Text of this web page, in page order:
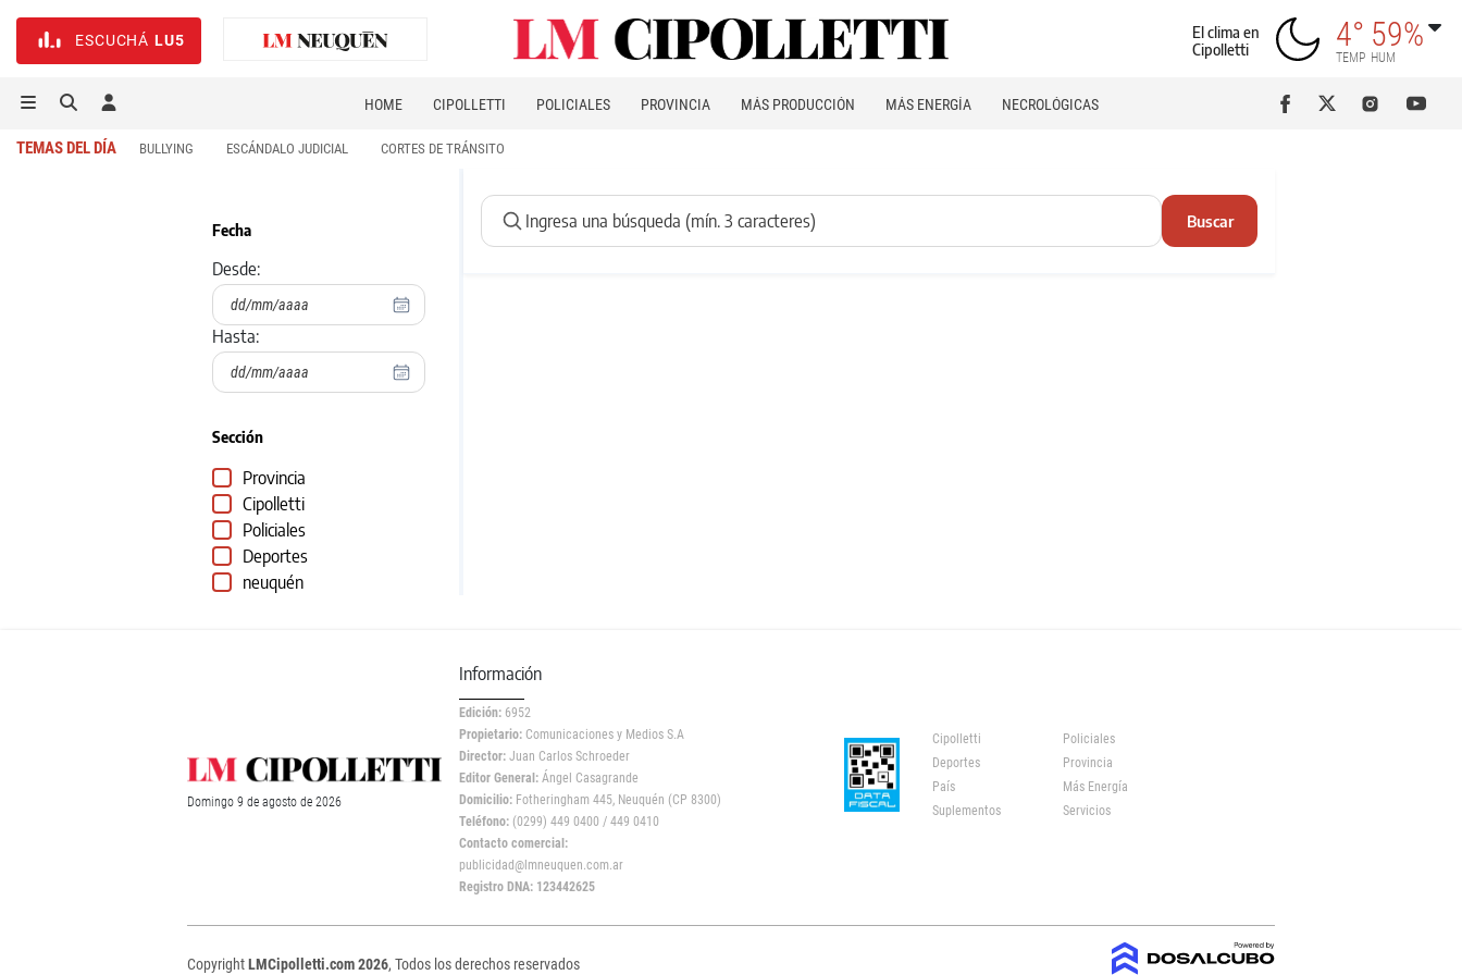
ESCUCHÁ LU5
El clima en
Cipolletti
4°
TEMP
59%
HUM
HOME CIPOLLETTI POLICIALES PROVINCIA MÁS PRODUCCIÓN MÁS ENERGÍA NECROLÓGICAS
TEMAS DEL DÍA BULLYING ESCÁNDALO JUDICIAL CORTES DE TRÁNSITO
Fecha
Desde:
Hasta:
Sección
Provincia
Cipolletti
Policiales
Deportes
neuquén
Buscar
Domingo 9 de agosto de 2026
Información
Edición: 6952
Propietario: Comunicaciones y Medios S.A
Director: Juan Carlos Schroeder
Editor General: Ángel Casagrande
Domicilio: Fotheringham 445, Neuquén (CP 8300)
Teléfono: (0299) 449 0400 / 449 0410
Contacto comercial:
publicidad@lmneuquen.com.ar
Registro DNA: 123442625
Cipolletti
Policiales
Deportes
Provincia
País
Más Energía
Suplementos
Servicios
CopyrightLMCipolletti.com 2026, Todos los derechos reservados